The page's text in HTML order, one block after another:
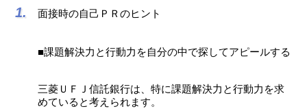
面接時の自己ＰＲのヒント
■課題解決力と行動力を自分の中で探してアピールする
三菱ＵＦＪ信託銀行は、特に課題解決力と行動力を求
めていると考えられます。